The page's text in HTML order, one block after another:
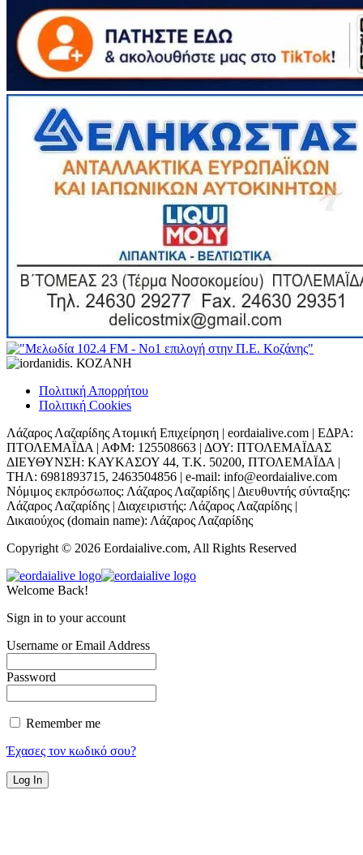
Πολιτική Απορρήτου
Πολιτική Cookies
Λάζαρος Λαζαρίδης Ατομική Επιχείρηση | eordaialive.com | ΕΔΡΑ:
ΠΤΟΛΕΜΑΪΔΑ | ΑΦΜ: 125508663 | ΔΟΥ: ΠΤΟΛΕΜΑΪΔΑΣ
ΔΙΕΥΘΥΝΣΗ: ΚΑΥΚΑΣΟΥ 44, Τ.Κ. 50200, ΠΤΟΛΕΜΑΪΔΑ |
ΤΗΛ: 6981893715, 2463504856 | e-mail: info@eordaialive.com
Νόμιμος εκπρόσωπος: Λάζαρος Λαζαρίδης | Διευθυντής σύνταξης:
Λάζαρος Λαζαρίδης | Διαχειριστής: Λάζαρος Λαζαρίδης |
Δικαιούχος (domain name): Λάζαρος Λαζαρίδης
Copyright © 2026 Eordaialive.com, All Rights Reserved
Welcome Back!
Sign in to your account
Username or Email Address
Password
Remember me
Έχασες τον κωδικό σου?